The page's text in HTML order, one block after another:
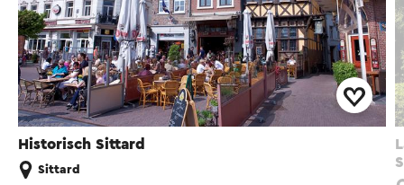
Historisch Sittard
Sittard